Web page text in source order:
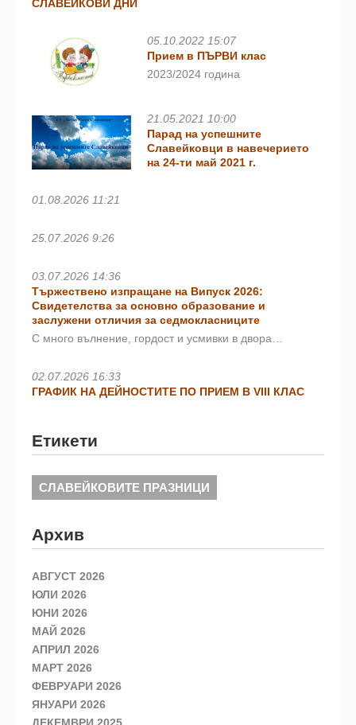
СЛАВЕЙКОВИ ДНИ
05.10.2022 15:07
Прием в ПЪРВИ клас
2023/2024 година
21.05.2021 10:00
Парад на успешните
Славейковци в навечерието
на 24-ти май 2021 г.
01.08.2026 11:21
25.07.2026 9:26
03.07.2026 14:36
Тържествено изпращане на Випуск 2026:
Свидетелства за основно образование и
заслужени отличия за седмокласниците
С много вълнение, гордост и усмивки в двора…
02.07.2026 16:33
ГРАФИК НА ДЕЙНОСТИТЕ ПО ПРИЕМ В VIII КЛАС
Етикети
СЛАВЕЙКОВИТЕ ПРАЗНИЦИ
Архив
АВГУСТ 2026
ЮЛИ 2026
ЮНИ 2026
МАЙ 2026
АПРИЛ 2026
МАРТ 2026
ФЕВРУАРИ 2026
ЯНУАРИ 2026